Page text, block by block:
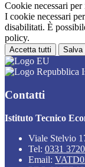
Cookie necessari
I cookie necessari
disabilitati. È
policy.
Accetta tutti Salva
Contatti
Istituto Tecnico
Viale Stelvio
Tel: 0331
Email: